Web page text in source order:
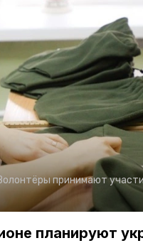
принимают
планируют